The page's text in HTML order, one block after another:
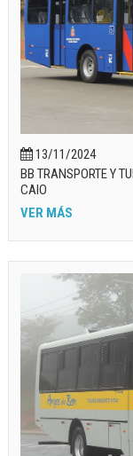
13/11/2024
BB TRANSPORTE Y
CAIO
VER MÁS